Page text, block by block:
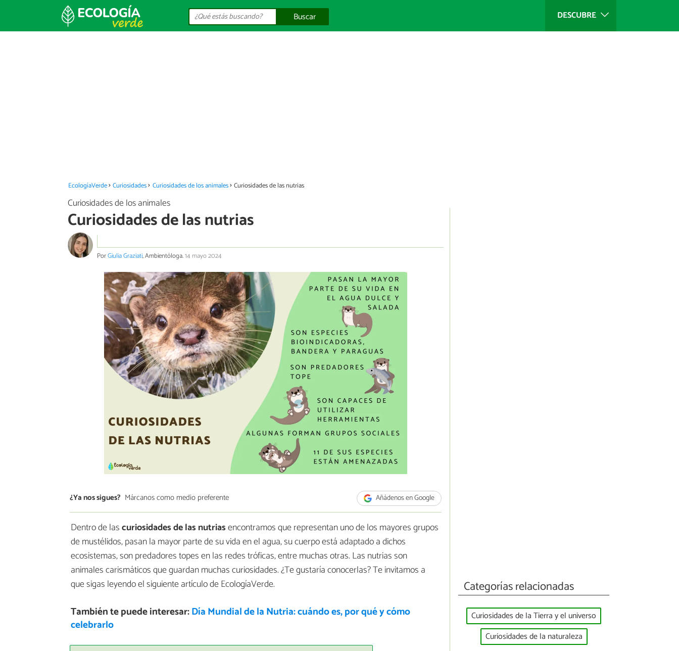
DESCUBRE
Buscar
EcologíaVerde Curiosidades Curiosidades de los animales Curiosidades de las nutrias
Curiosidades de los animales
Curiosidades de las nutrias
PorGiulia Graziati, Ambientóloga.14 mayo 2024
¿Ya nos sigues? Márcanos como medio preferente Añádenos en Google
Dentro de lascuriosidades de las nutriasencontramos que representan uno de los mayores grupos
de mustélidos, pasan la mayor parte de su vida en el agua, su cuerpo está adaptado a dichos
ecosistemas, son predadores topes en las redes tróficas, entre muchas otras. Las nutrias son
animales carismáticos que guardan muchas curiosidades. ¿Te gustaría conocerlas? Te invitamos a
que sigas leyendo el siguiente artículo de EcologíaVerde.
También te puede interesar:Día Mundial de la Nutria: cuándo es, por qué y cómo
celebrarlo
Categorías relacionadas
Curiosidades de la Tierra y el universo
Curiosidades de la naturaleza